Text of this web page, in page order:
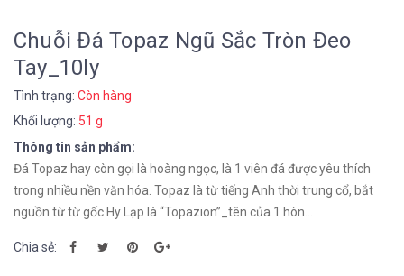
Chuỗi Đá Topaz Ngũ Sắc Tròn Đeo
Tay_10ly
Tình trạng: Còn hàng
Khối lượng: 51 g
Thông tin sản phẩm:
Đá Topaz hay còn gọi là hoàng ngọc, là 1 viên đá được yêu thích
trong nhiều nền văn hóa. Topaz là từ tiếng Anh thời trung cổ, bắt
nguồn từ từ gốc Hy Lạp là “Topazion”_tên của 1 hòn...
Chia sẻ: